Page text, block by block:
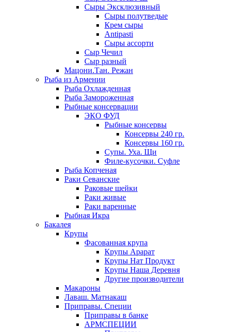
Сыры Эксклюзивный
Сыры полутведые
Крем сыры
Antipasti
Сыры ассорти
Сыр Чечил
Сыр разный
Мацони.Тан. Режан
Рыба из Армении
Рыба Охлажденная
Рыба Замороженная
Рыбные консервации
ЭКО ФУД
Рыбные консервы
Консервы 240 гр.
Консервы 160 гр.
Супы. Уха. Щи
Филе-кусочки. Суфле
Рыба Копченая
Раки Севанские
Раковые шейки
Раки живые
Раки варенные
Рыбная Икра
Бакалея
Крупы
Фасованная крупа
Крупы Арарат
Крупы Нат Продукт
Крупы Наша Деревня
Другие производители
Макароны
Лаваш. Матнакаш
Приправы. Специи
Приправы в банке
АРМСПЕЦИИ